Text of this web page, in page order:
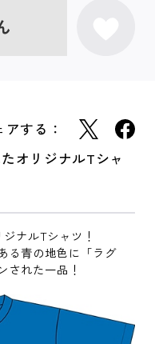
アする：
オリジナルTシャ
ナルTシャツ！
る青の地色に「ラグ
された一品！